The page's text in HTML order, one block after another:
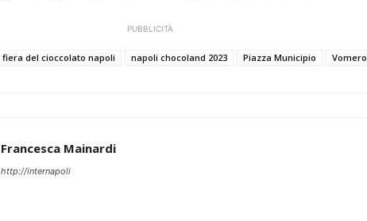
PUBBLICITÀ
fiera del cioccolato napoli napoli chocoland 2023 Piazza Municipio Vomero
Francesca Mainardi
http://internapoli